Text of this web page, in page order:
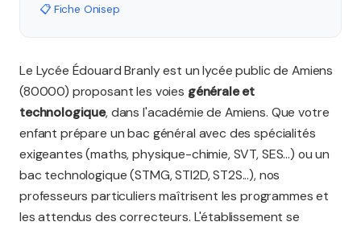
📋 Fiche Onisep
Le Lycée Édouard Branly est un lycée public de Amiens
(80000) proposant les voies générale et
technologique, dans l'académie de Amiens. Que votre
enfant prépare un bac général avec des spécialités
exigeantes (maths, physique-chimie, SVT, SES...) ou un
bac technologique (STMG, STI2D, ST2S...), nos
professeurs particuliers maîtrisent les programmes et
les attendus des correcteurs. L'établissement se